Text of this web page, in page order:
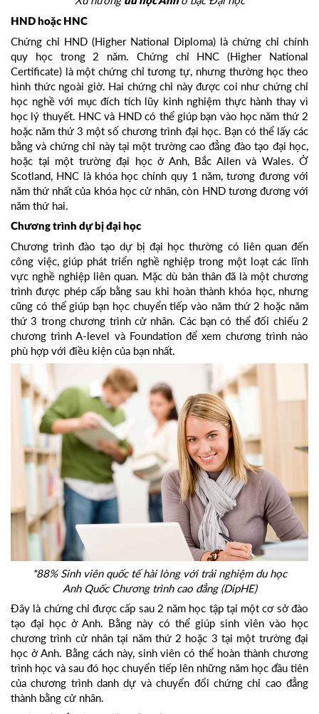
HND hoặc HNC
Chứng chỉ HND (Higher National Diploma) là chứng chỉ chính
quy học trong 2 năm. Chứng chỉ HNC (Higher National
Certificate) là một chứng chỉ tương tự, nhưng thường học theo
hình thức ngoài giờ. Hai chứng chỉ này được coi như chứng chỉ
học nghề với mục đích tích lũy kinh nghiệm thực hành thay vì
học lý thuyết. HNC và HND có thể giúp bạn vào học năm thứ 2
hoặc năm thứ 3 một số chương trình đại học. Bạn có thể lấy các
bằng và chứng chỉ này tại một trường cao đẳng đào tạo đại học,
hoặc tại một trường đại học ở Anh, Bắc Ailen và Wales. Ở
Scotland, HNC là khóa học chính quy 1 năm, tương đương với
năm thứ nhất của khóa học cử nhân, còn HND tương đương với
năm thứ hai.
Chương trình dự bị đại học
Chương trình đào tạo dự bị đại học thường có liên quan đến
công việc, giúp phát triển nghề nghiệp trong một loạt các lĩnh
vực nghề nghiệp liên quan. Mặc dù bản thân đã là một chương
trình được phép cấp bằng sau khi hoàn thành khóa học, nhưng
cũng có thể giúp bạn học chuyển tiếp vào năm thứ 2 hoặc năm
thứ 3 trong chương trình cử nhân. Các bạn có thể đối chiếu 2
chương trình A-level và Foundation để xem chương trình nào
phù hợp với điều kiện của bạn nhất.
*88% Sinh viên quốc tế hài lòng với trải nghiệm du học
Anh Quốc Chương trình cao đẳng (DipHE)
Đây là chứng chỉ được cấp sau 2 năm học tập tại một cơ sở đào
tạo đại học ở Anh. Bằng này có thể giúp sinh viên vào học
chương trình cử nhân tại năm thứ 2 hoặc 3 tại một trường đại
học ở Anh. Bằng cách này, sinh viên có thể hoàn thành chương
trình học và sau đó học chuyển tiếp lên những năm học đầu tiên
của chương trình danh dự và chuyển đổi chứng chỉ cao đẳng
thành bằng cử nhân.